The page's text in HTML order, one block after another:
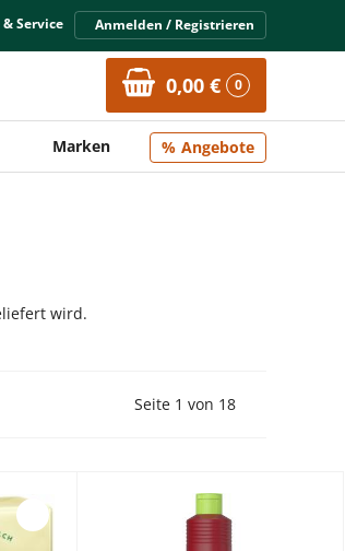
Service Anmelden / Registrieren
0,00 € 0
Marken Angebote
wird.
Vorherige Seite
Seite 1 von 18